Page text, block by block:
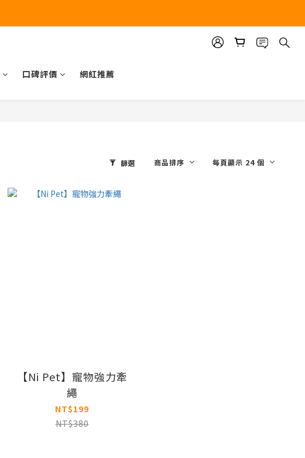
口碑評價 網紅推薦
篩選 商品排序 每頁顯示 24 個
【Ni Pet】寵物強力牽
繩
NT$199
NT$380